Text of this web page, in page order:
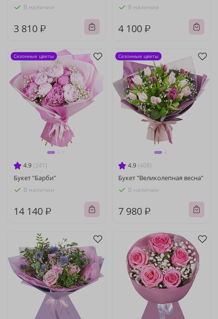
В наличии
3 810 ₽
В наличии
4 100 ₽
4.9 (241)
Букет "Барби"
В наличии
14 140 ₽
Сезонные цветы
4.9 (408)
Букет "Великолепная весна"
В наличии
7 980 ₽
Сезонные цветы